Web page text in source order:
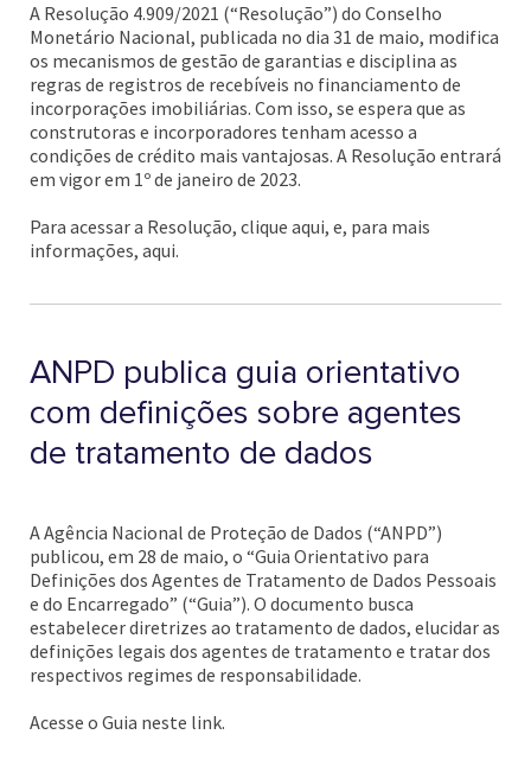
A Resolução 4.909/2021 (“Resolução”) do Conselho
Monetário Nacional, publicada no dia 31 de maio, modifica
os mecanismos de gestão de garantias e disciplina as
regras de registros de recebíveis no financiamento de
incorporações imobiliárias. Com isso, se espera que as
construtoras e incorporadores tenham acesso a
condições de crédito mais vantajosas. A Resolução entrará
em vigor em 1º de janeiro de 2023.
Para acessar a Resolução, clique aqui, e, para mais
informações, aqui.
ANPD publica guia orientativo
com definições sobre agentes
de tratamento de dados
A Agência Nacional de Proteção de Dados (“ANPD”)
publicou, em 28 de maio, o “Guia Orientativo para
Definições dos Agentes de Tratamento de Dados Pessoais
e do Encarregado” (“Guia”). O documento busca
estabelecer diretrizes ao tratamento de dados, elucidar as
definições legais dos agentes de tratamento e tratar dos
respectivos regimes de responsabilidade.
Acesse o Guia neste link.